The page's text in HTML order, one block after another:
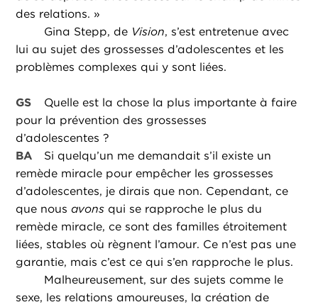
des relations. »
Gina Stepp, de Vision, s’est entretenue avec
lui au sujet des grossesses d’adolescentes et les
problèmes complexes qui y sont liées.
GS
Quelle est la chose la plus importante à faire
pour la prévention des grossesses
d’adolescentes ?
BA
Si quelqu’un me demandait s’il existe un
remède miracle pour empêcher les grossesses
d’adolescentes, je dirais que non. Cependant, ce
que nousavons qui se rapproche le plus du
remède miracle, ce sont des familles étroitement
liées, stables où règnent l’amour. Ce n’est pas une
garantie, mais c’est ce qui s’en rapproche le plus.
Malheureusement, sur des sujets comme le
sexe, les relations amoureuses, la création de